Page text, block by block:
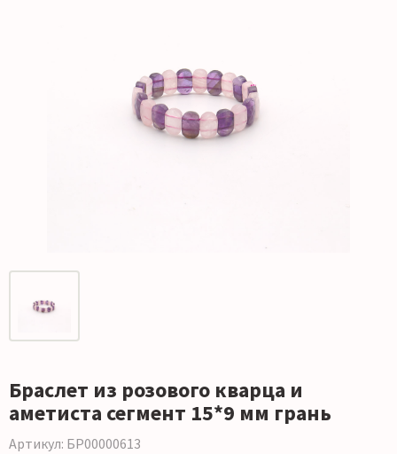
Браслет из розового кварца и
аметиста сегмент 15*9 мм грань
Артикул: БР00000613